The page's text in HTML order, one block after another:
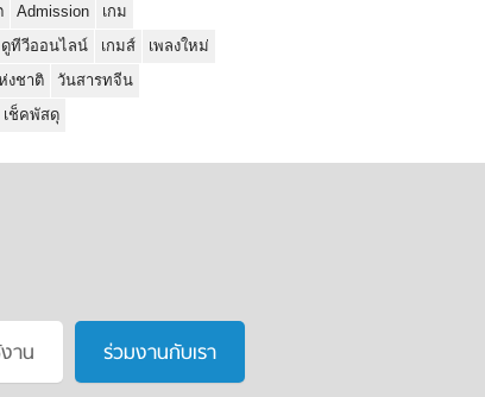
Admission
เกม
ดูทีวีออนไลน์ เกมส์
เพลงใหม่
งชาติ
วันสารทจีน
เช็คพัสดุ
าน ร่วมงานกับเรา